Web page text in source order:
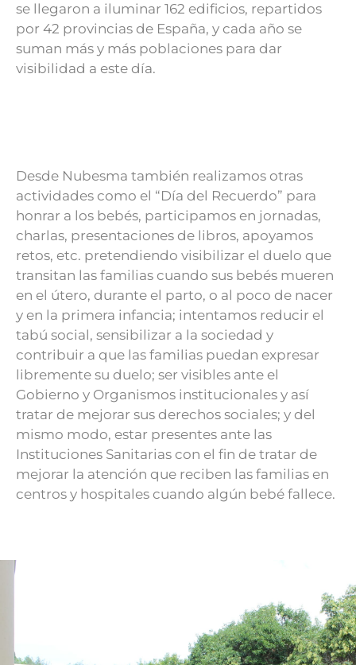
se llegaron a iluminar 162 edificios, repartidos
por 42 provincias de España, y cada año se
suman más y más poblaciones para dar
visibilidad a este día.
Desde Nubesma también realizamos otras
actividades como el “Día del Recuerdo” para
honrar a los bebés, participamos en jornadas,
charlas, presentaciones de libros, apoyamos
retos, etc. pretendiendo visibilizar el duelo que
transitan las familias cuando sus bebés mueren
en el útero, durante el parto, o al poco de nacer
y en la primera infancia; intentamos reducir el
tabú social, sensibilizar a la sociedad y
contribuir a que las familias puedan expresar
libremente su duelo; ser visibles ante el
Gobierno y Organismos institucionales y así
tratar de mejorar sus derechos sociales; y del
mismo modo, estar presentes ante las
Instituciones Sanitarias con el fin de tratar de
mejorar la atención que reciben las familias en
centros y hospitales cuando algún bebé fallece.